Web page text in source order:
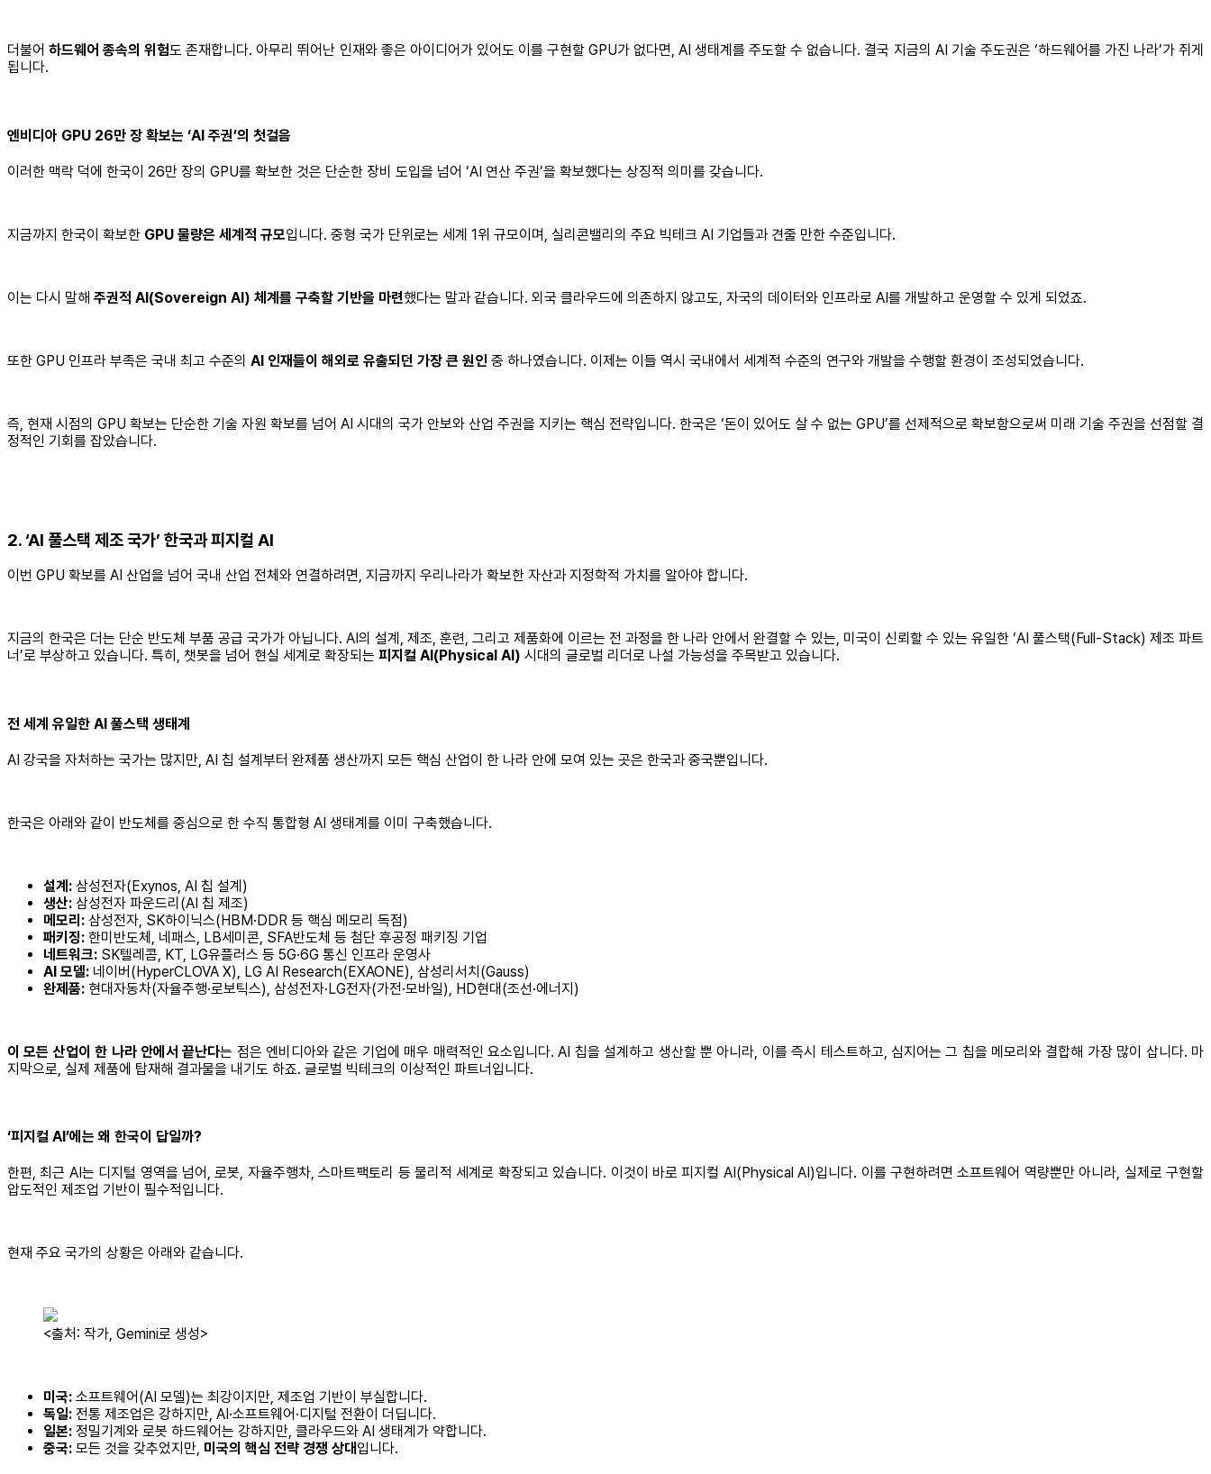
더불어하드웨어 종속의 위험도 존재합니다. 아무리 뛰어난 인재와 좋은 아이디어가 있어도 이를 구현할 GPU가 없다면, AI 생태계를 주도할 수 없습니다. 결국 지금의 AI 기술 주도권은 ‘하드웨어를 가진 나라’가 쥐게
됩니다.
엔비디아 GPU 26만 장 확보는 ‘AI 주권’의 첫걸음
이러한 맥락 덕에 한국이 26만 장의 GPU를 확보한 것은 단순한 장비 도입을 넘어 ‘AI 연산 주권’을 확보했다는 상징적 의미를 갖습니다.
지금까지 한국이 확보한 GPU 물량은 세계적 규모입니다. 중형 국가 단위로는 세계 1위 규모이며, 실리콘밸리의 주요 빅테크 AI 기업들과 견줄 만한 수준입니다.
이는 다시 말해 주권적 AI(Sovereign AI) 체계를 구축할 기반을 마련했다는 말과 같습니다. 외국 클라우드에 의존하지 않고도, 자국의 데이터와 인프라로 AI를 개발하고 운영할 수 있게 되었죠.
또한 GPU 인프라 부족은 국내 최고 수준의 AI 인재들이 해외로 유출되던 가장 큰 원인 중 하나였습니다. 이제는 이들 역시 국내에서 세계적 수준의 연구와 개발을 수행할 환경이 조성되었습니다.
즉, 현재 시점의 GPU 확보는 단순한 기술 자원 확보를 넘어 AI 시대의 국가 안보와 산업 주권을 지키는 핵심 전략입니다. 한국은 ‘돈이 있어도 살 수 없는 GPU’를 선제적으로 확보함으로써 미래 기술 주권을 선점할 결
정적인 기회를 잡았습니다.
2. ‘AI 풀스택 제조 국가’ 한국과 피지컬 AI
이번 GPU 확보를 AI 산업을 넘어 국내 산업 전체와 연결하려면, 지금까지 우리나라가 확보한 자산과 지정학적 가치를 알아야 합니다.
지금의 한국은 더는 단순 반도체 부품 공급 국가가 아닙니다. AI의 설계, 제조, 훈련, 그리고 제품화에 이르는 전 과정을 한 나라 안에서 완결할 수 있는, 미국이 신뢰할 수 있는 유일한 ‘AI 풀스택(Full-Stack) 제조 파트
너’로 부상하고 있습니다. 특히, 챗봇을 넘어 현실 세계로 확장되는 피지컬 AI(Physical AI) 시대의 글로벌 리더로 나설 가능성을 주목받고 있습니다.
전 세계 유일한 AI 풀스택 생태계
AI 강국을 자처하는 국가는 많지만, AI 칩 설계부터 완제품 생산까지 모든 핵심 산업이 한 나라 안에 모여 있는 곳은 한국과 중국뿐입니다.
한국은 아래와 같이 반도체를 중심으로 한 수직 통합형 AI 생태계를 이미 구축했습니다.
설계: 삼성전자(Exynos, AI 칩 설계)
생산: 삼성전자 파운드리(AI 칩 제조)
메모리: 삼성전자, SK하이닉스(HBM·DDR 등 핵심 메모리 독점)
패키징: 한미반도체, 네패스, LB세미콘, SFA반도체 등 첨단 후공정 패키징 기업
네트워크: SK텔레콤, KT, LG유플러스 등 5G·6G 통신 인프라 운영사
AI 모델: 네이버(HyperCLOVA X), LG AI Research(EXAONE), 삼성리서치(Gauss)
완제품: 현대자동차(자율주행·로보틱스), 삼성전자·LG전자(가전·모바일), HD현대(조선·에너지)
이 모든 산업이 한 나라 안에서 끝난다는 점은 엔비디아와 같은 기업에 매우 매력적인 요소입니다. AI 칩을 설계하고 생산할 뿐 아니라, 이를 즉시 테스트하고, 심지어는 그 칩을 메모리와 결합해 가장 많이 삽니다. 마
지막으로, 실제 제품에 탑재해 결과물을 내기도 하죠. 글로벌 빅테크의 이상적인 파트너입니다.
‘피지컬 AI’에는 왜 한국이 답일까?
한편, 최근 AI는 디지털 영역을 넘어, 로봇, 자율주행차, 스마트팩토리 등 물리적 세계로 확장되고 있습니다. 이것이 바로 피지컬 AI(Physical AI)입니다. 이를 구현하려면 소프트웨어 역량뿐만 아니라, 실제로 구현할
압도적인 제조업 기반이 필수적입니다.
현재 주요 국가의 상황은 아래와 같습니다.
<출처: 작가, Gemini로 생성>
미국: 소프트웨어(AI 모델)는 최강이지만, 제조업 기반이 부실합니다.
독일: 전통 제조업은 강하지만, AI·소프트웨어·디지털 전환이 더딥니다.
일본: 정밀기계와 로봇 하드웨어는 강하지만, 클라우드와 AI 생태계가 약합니다.
중국: 모든 것을 갖추었지만, 미국의 핵심 전략 경쟁 상대입니다.